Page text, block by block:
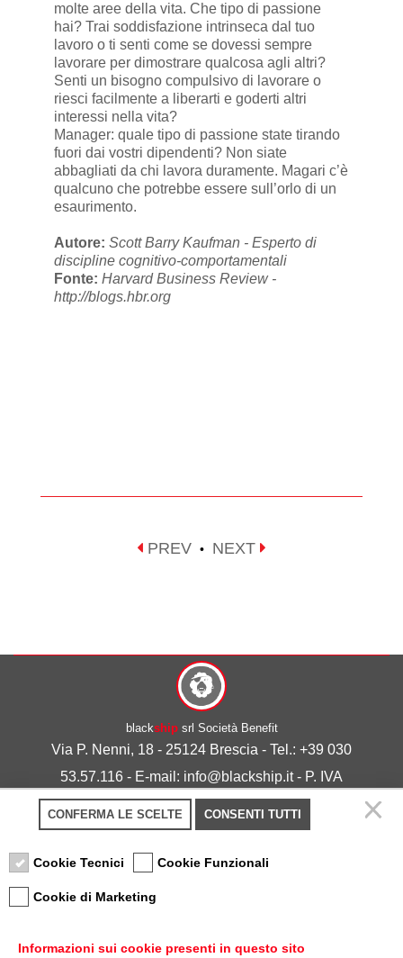
molte aree della vita. Che tipo di passione
hai? Trai soddisfazione intrinseca dal tuo
lavoro o ti senti come se dovessi sempre
lavorare per dimostrare qualcosa agli altri?
Senti un bisogno compulsivo di lavorare o
riesci facilmente a liberarti e goderti altri
interessi nella vita?
Manager: quale tipo di passione state tirando
fuori dai vostri dipendenti? Non siate
abbagliati da chi lavora duramente. Magari c’è
qualcuno che potrebbe essere sull’orlo di un
esaurimento.
Autore: Scott Barry Kaufman - Esperto di
discipline cognitivo-comportamentali
Fonte: Harvard Business Review -
http://blogs.hbr.org
PREV • NEXT
blackshipsrl Società Benefit
Via P. Nenni, 18 - 25124 Brescia - Tel.: +39 030
53.57.116 - E-mail: info@blackship.it - P. IVA
03492980986
Privacy policy-Cookie policy
CONFERMA LE SCELTE CONSENTI TUTTI
Cookie Tecnici Cookie Funzionali
Cookie di Marketing
Informazioni sui cookie presenti in questo sito